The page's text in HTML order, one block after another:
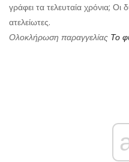
γράφει τα τελευταία χρόνια; Οι
ατελείωτες.
Ολοκλήρωση παραγγελίας Το